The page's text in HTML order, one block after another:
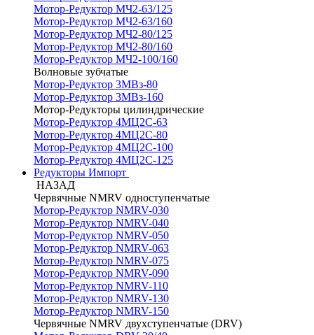
Мотор-Редуктор МЧ2-63/125
Мотор-Редуктор МЧ2-63/160
Мотор-Редуктор МЧ2-80/125
Мотор-Редуктор МЧ2-80/160
Мотор-Редуктор МЧ2-100/160
Волновые зубчатые
Мотор-Редуктор 3МВз-80
Мотор-Редуктор 3МВз-160
Мотор-Редукторы цилиндрические
Мотор-Редуктор 4МЦ2С-63
Мотор-Редуктор 4МЦ2С-80
Мотор-Редуктор 4МЦ2С-100
Мотор-Редуктор 4МЦ2С-125
Редукторы Импорт
НАЗАД
Червячные NMRV одноступенчатые
Мотор-Редуктор NMRV-030
Мотор-Редуктор NMRV-040
Мотор-Редуктор NMRV-050
Мотор-Редуктор NMRV-063
Мотор-Редуктор NMRV-075
Мотор-Редуктор NMRV-090
Мотор-Редуктор NMRV-110
Мотор-Редуктор NMRV-130
Мотор-Редуктор NMRV-150
Червячные NMRV двухступенчатые (DRV)